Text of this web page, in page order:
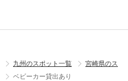
九州のスポット一覧
宮崎県のス
ベビーカー貸出あり